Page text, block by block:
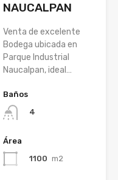
NAUCALPAN
Venta de excelente
Bodega ubicada en
Parque Industrial
Naucalpan, ideal…
Baños
4
Área
1100 m2